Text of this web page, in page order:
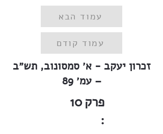
עמוד הבא
עמוד קודם
זכרון יעקב - א׳ סמסונוב, תש״ב
– עמ׳ 89
10 פרק
: